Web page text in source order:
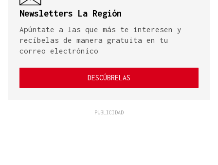
Newsletters La Región
Apúntate a las que más te interesen y
recíbelas de manera gratuita en tu
correo electrónico
DESCÚBRELAS